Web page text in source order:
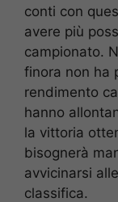
conti con
avere più
campionato.
finora non ha
rendimento
hanno
la vittoria
bisognerà
avvicinarsi
classifica.